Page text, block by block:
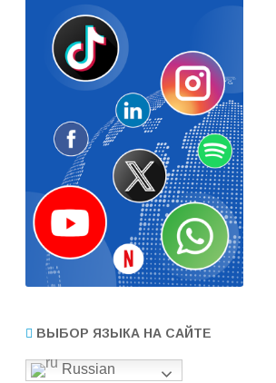
ВЫБОР ЯЗЫКА НА САЙТЕ
Russian